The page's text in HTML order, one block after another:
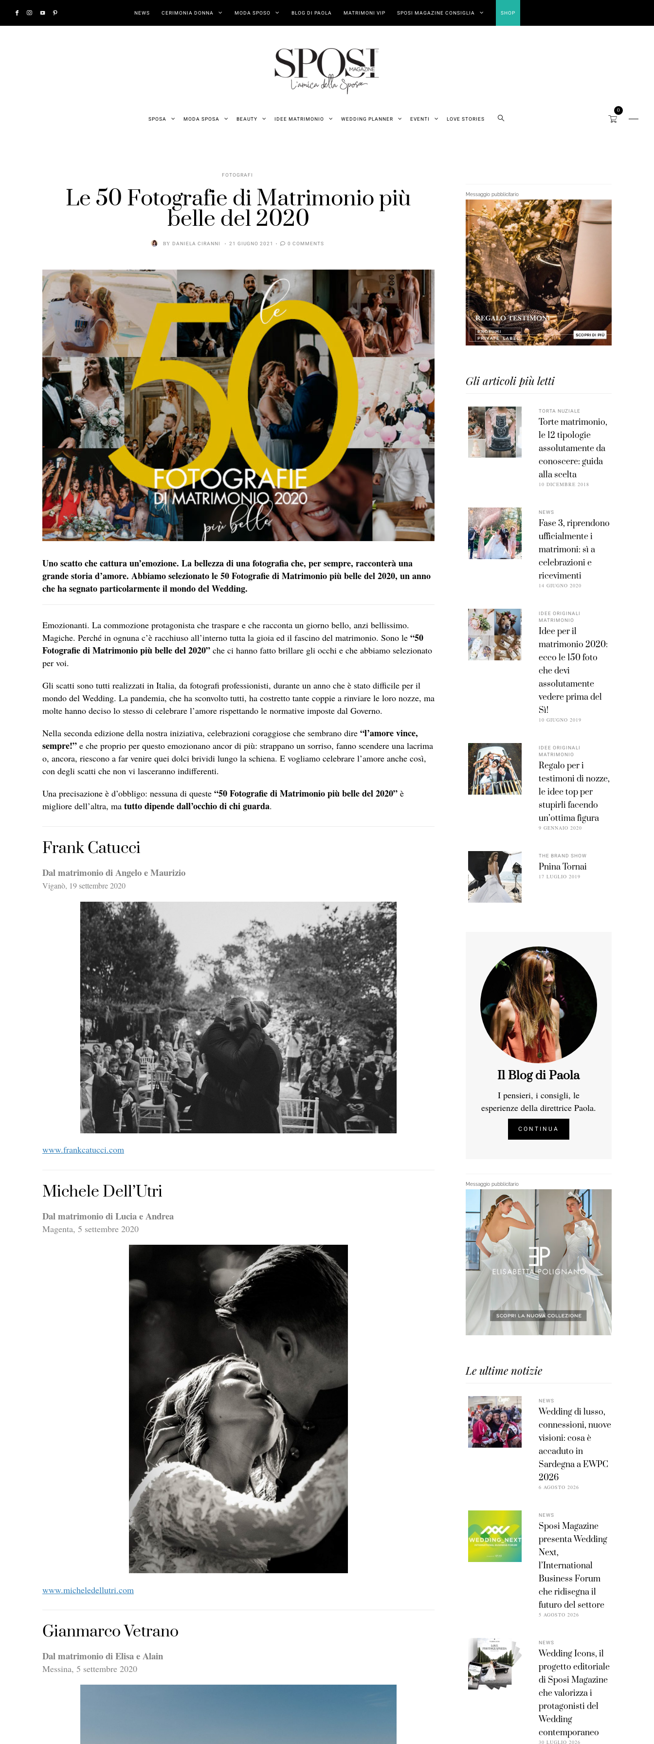
NEWS CERIMONIA DONNA MODA SPOSO BLOG DI PAOLA MATRIMONI VIP SPOSI MAGAZINE CONSIGLIA SHOP
SPOSA MODA SPOSA BEAUTY IDEE MATRIMONIO WEDDING PLANNER EVENTI LOVE STORIES
0
FOTOGRAFI
Le 50 Fotografie di Matrimonio più
belle del 2020
BY DANIELA CIRANNI 21 GIUGNO 2021 0 COMMENTS
Uno scatto che cattura un’emozione. La bellezza di una fotografia che, per sempre, racconterà una
grande storia d’amore. Abbiamo selezionato le 50 Fotografie di Matrimonio più belle del 2020, un anno
che ha segnato particolarmente il mondo del Wedding.
Emozionanti. La commozione protagonista che traspare e che racconta un giorno bello, anzi bellissimo.
Magiche. Perché in ognuna c’è racchiuso all’interno tutta la gioia ed il fascino del matrimonio. Sono le “50
Fotografie di Matrimonio più belle del 2020” che ci hanno fatto brillare gli occhi e che abbiamo selezionato
per voi.
Gli scatti sono tutti realizzati in Italia, da fotografi professionisti, durante un anno che è stato difficile per il
mondo del Wedding. La pandemia, che ha sconvolto tutti, ha costretto tante coppie a rinviare le loro nozze, ma
molte hanno deciso lo stesso di celebrare l’amore rispettando le normative imposte dal Governo.
Nella seconda edizione della nostra iniziativa, celebrazioni coraggiose che sembrano dire “l’amore vince,
sempre!” e che proprio per questo emozionano ancor di più: strappano un sorriso, fanno scendere una lacrima
o, ancora, riescono a far venire quei dolci brividi lungo la schiena. E vogliamo celebrare l’amore anche così,
con degli scatti che non vi lasceranno indifferenti.
Una precisazione è d’obbligo: nessuna di queste “50 Fotografie di Matrimonio più belle del 2020” è
migliore dell’altra, ma tutto dipende dall’occhio di chi guarda.
Frank Catucci
Dal matrimonio di Angelo e Maurizio
Viganò, 19 settembre 2020
www.frankcatucci.com
Michele Dell’Utri
Dal matrimonio di Lucia e Andrea
Magenta, 5 settembre 2020
www.micheledellutri.com
Gianmarco Vetrano
Dal matrimonio di Elisa e Alain
Messina, 5 settembre 2020
Messaggio pubblicitario
Gli articoli più letti
TORTA NUZIALE
Torte matrimonio,
le 12 tipologie
assolutamente da
conoscere: guida
alla scelta
10 DICEMBRE 2018
NEWS
Fase 3, riprendono
ufficialmente i
matrimoni: sì a
celebrazioni e
ricevimenti
14 GIUGNO 2020
IDEE ORIGINALI
MATRIMONIO
Idee per il
matrimonio 2020:
ecco le 150 foto
che devi
assolutamente
vedere prima del
Sì!
10 GIUGNO 2019
IDEE ORIGINALI
MATRIMONIO
Regalo per i
testimoni di nozze,
le idee top per
stupirli facendo
un’ottima figura
9 GENNAIO 2020
THE BRAND SHOW
Pnina Tornai
17 LUGLIO 2019
Il Blog di Paola
I pensieri, i consigli, le
esperienze della direttrice Paola.
CONTINUA
Messaggio pubblicitario
Le ultime notizie
NEWS
Wedding di lusso,
connessioni, nuove
visioni: cosa è
accaduto in
Sardegna a EWPC
2026
6 AGOSTO 2026
NEWS
Sposi Magazine
presenta Wedding
Next,
l’International
Business Forum
che ridisegna il
futuro del settore
5 AGOSTO 2026
NEWS
Wedding Icons, il
progetto editoriale
di Sposi Magazine
che valorizza i
protagonisti del
Wedding
contemporaneo
30 LUGLIO 2026